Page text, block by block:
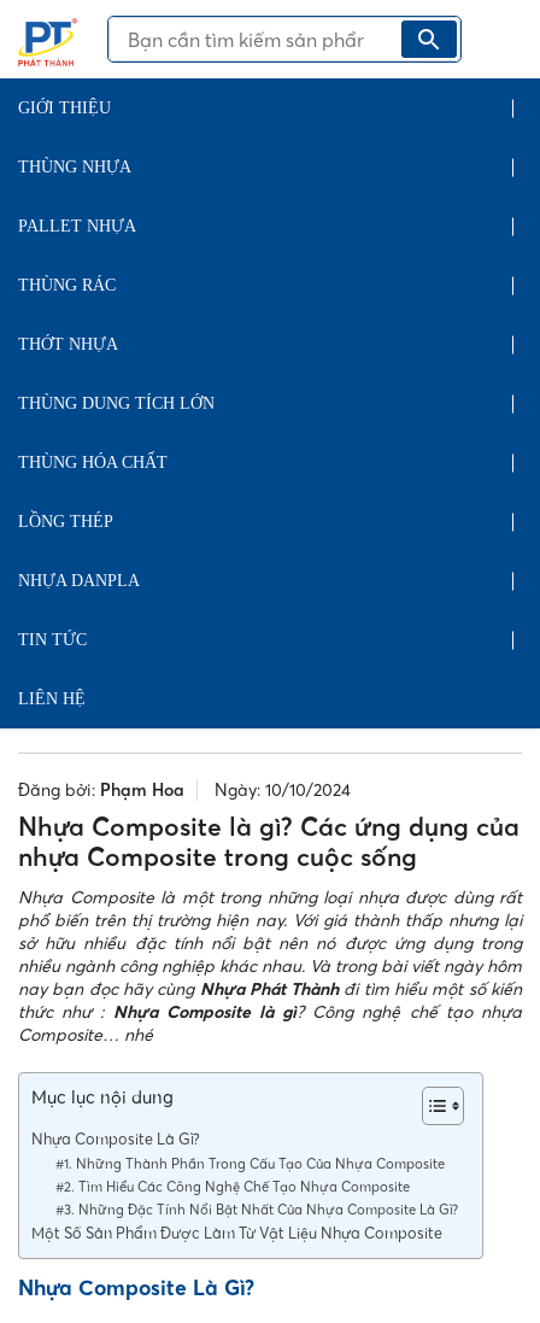
GIỚI THIỆU
THÙNG NHỰA
PALLET NHỰA
THÙNG RÁC
THỚT NHỰA
THÙNG DUNG TÍCH LỚN
THÙNG HÓA CHẤT
LỒNG THÉP
NHỰA DANPLA
TIN TỨC
LIÊN HỆ
Đăng bởi: Phạm Hoa Ngày: 10/10/2024
Nhựa Composite là gì? Các ứng dụng của
nhựa Composite trong cuộc sống
Nhựa Composite là một trong những loại nhựa được dùng rất
phổ biến trên thị trường hiện nay. Với giá thành thấp nhưng lại
sở hữu nhiều đặc tính nổi bật nên nó được ứng dụng trong
nhiều ngành công nghiệp khác nhau. Và trong bài viết ngày hôm
nay bạn đọc hãy cùng Nhựa Phát Thànhđi tìm hiểu một số kiến
thức như : Nhựa Composite là gì? Công nghệ chế tạo nhựa
Composite… nhé
Mục lục nội dung
Nhựa Composite Là Gì?
#1. Những Thành Phần Trong Cấu Tạo Của Nhựa Composite
#2. Tìm Hiểu Các Công Nghệ Chế Tạo Nhựa Composite
#3. Những Đặc Tính Nổi Bật Nhất Của Nhựa Composite Là Gì?
Một Số Sản Phẩm Được Làm Từ Vật Liệu Nhựa Composite
Nhựa Composite Là Gì?